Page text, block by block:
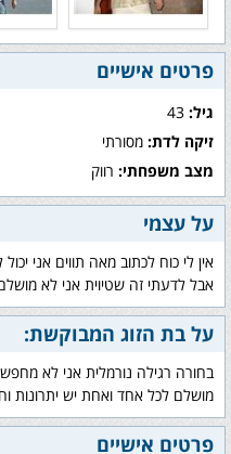
פרטים אישיים
גיל:
זיקה לדת: מסורתי
מצב משפחתי: רווק
על עצמי
אין לי כוח לכתוב מאה תווים אני
אבל לדעתי זה שטיוית אני לא
על בת הזוג המבוקשת:
בחורה רגילה נורמלית אני לא
מושלם לכל אחד ואחת יש יתרונות
פרטים אישיים